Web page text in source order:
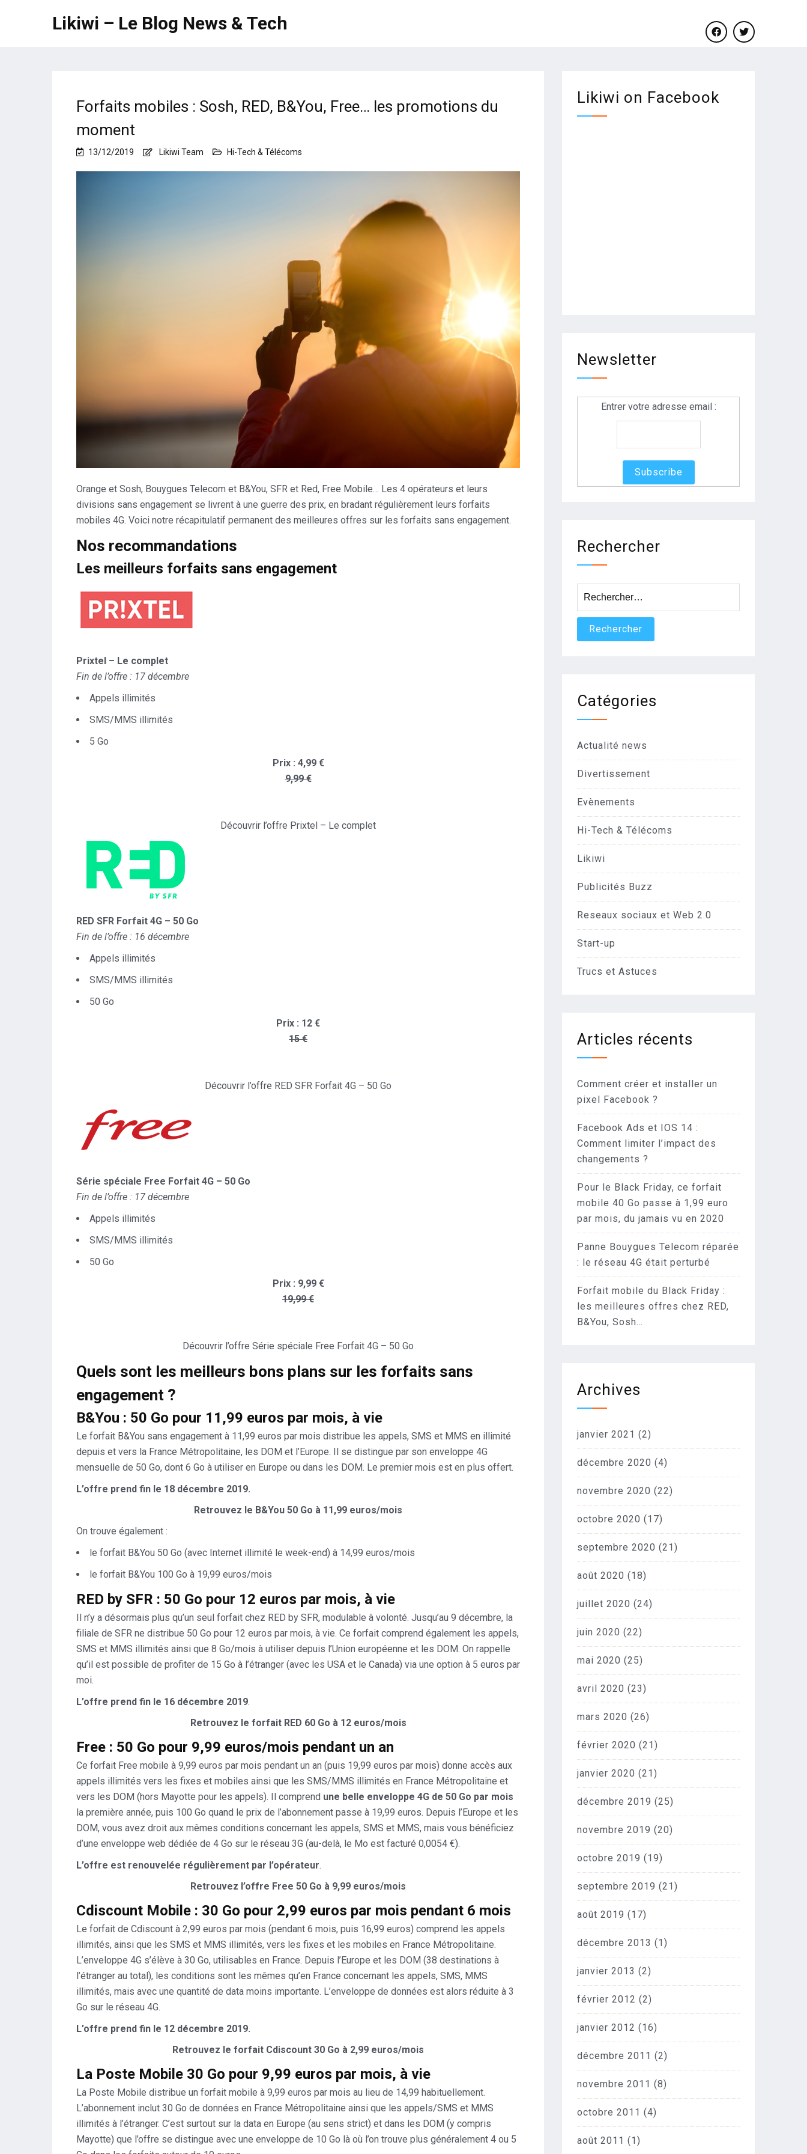
Likiwi – Le Blog News & Tech
facebooktwitter
Forfaits mobiles : Sosh, RED, B&You, Free… les promotions du
moment
13/12/2019 Likiwi Team Hi-Tech & Télécoms
Orange et Sosh, Bouygues Telecom et B&You, SFR et Red, Free Mobile… Les 4 opérateurs et leurs
divisions sans engagement se livrent à une guerre des prix, en bradant régulièrement leurs forfaits
mobiles 4G. Voici notre récapitulatif permanent des meilleures offres sur les forfaits sans engagement.
Nos recommandations
Les meilleurs forfaits sans engagement
Prixtel – Le complet
Fin de l’offre : 17 décembre
Appels illimités
SMS/MMS illimités
5 Go
Prix : 4,99 €
9,99 €
Découvrir l’offre Prixtel – Le complet
RED SFR Forfait 4G – 50 Go
Fin de l’offre : 16 décembre
Appels illimités
SMS/MMS illimités
50 Go
Prix : 12 €
15 €
Découvrir l’offre RED SFR Forfait 4G – 50 Go
Série spéciale Free Forfait 4G – 50 Go
Fin de l’offre : 17 décembre
Appels illimités
SMS/MMS illimités
50 Go
Prix : 9,99 €
19,99 €
Découvrir l’offre Série spéciale Free Forfait 4G – 50 Go
Quels sont les meilleurs bons plans sur les forfaits sans
engagement ?
B&You : 50 Go pour 11,99 euros par mois, à vie
Le forfait B&You sans engagement à 11,99 euros par mois distribue les appels, SMS et MMS en illimité
depuis et vers la France Métropolitaine, les DOM et l’Europe. Il se distingue par son enveloppe 4G
mensuelle de 50 Go, dont 6 Go à utiliser en Europe ou dans les DOM. Le premier mois est en plus offert.
L’offre prend fin le 18 décembre 2019.
Retrouvez le B&You 50 Go à 11,99 euros/mois
On trouve également :
le forfait B&You 50 Go (avec Internet illimité le week-end) à 14,99 euros/mois
le forfait B&You 100 Go à 19,99 euros/mois
RED by SFR : 50 Go pour 12 euros par mois, à vie
Il n’y a désormais plus qu’un seul forfait chez RED by SFR, modulable à volonté. Jusqu’au 9 décembre, la
filiale de SFR ne distribue 50 Go pour 12 euros par mois, à vie. Ce forfait comprend également les appels,
SMS et MMS illimités ainsi que 8 Go/mois à utiliser depuis l’Union européenne et les DOM. On rappelle
qu’il est possible de profiter de 15 Go à l’étranger (avec les USA et le Canada) via une option à 5 euros par
moi.
L’offre prend fin le 16 décembre 2019.
Retrouvez le forfait RED 60 Go à 12 euros/mois
Free : 50 Go pour 9,99 euros/mois pendant un an
Ce forfait Free mobile à 9,99 euros par mois pendant un an (puis 19,99 euros par mois) donne accès aux
appels illimités vers les fixes et mobiles ainsi que les SMS/MMS illimités en France Métropolitaine et
vers les DOM (hors Mayotte pour les appels). Il comprend une belle enveloppe 4G de 50 Go par mois
la première année, puis 100 Go quand le prix de l’abonnement passe à 19,99 euros. Depuis l’Europe et les
DOM, vous avez droit aux mêmes conditions concernant les appels, SMS et MMS, mais vous bénéficiez
d’une enveloppe web dédiée de 4 Go sur le réseau 3G (au-delà, le Mo est facturé 0,0054 €).
L’offre est renouvelée régulièrement par l’opérateur.
Retrouvez l’offre Free 50 Go à 9,99 euros/mois
Cdiscount Mobile : 30 Go pour 2,99 euros par mois pendant 6 mois
Le forfait de Cdiscount à 2,99 euros par mois (pendant 6 mois, puis 16,99 euros) comprend les appels
illimités, ainsi que les SMS et MMS illimités, vers les fixes et les mobiles en France Métropolitaine.
L’enveloppe 4G s’élève à 30 Go, utilisables en France. Depuis l’Europe et les DOM (38 destinations à
l’étranger au total), les conditions sont les mêmes qu’en France concernant les appels, SMS, MMS
illimités, mais avec une quantité de data moins importante. L’enveloppe de données est alors réduite à 3
Go sur le réseau 4G.
L’offre prend fin le 12 décembre 2019.
Retrouvez le forfait Cdiscount 30 Go à 2,99 euros/mois
La Poste Mobile 30 Go pour 9,99 euros par mois, à vie
La Poste Mobile distribue un forfait mobile à 9,99 euros par mois au lieu de 14,99 habituellement.
L’abonnement inclut 30 Go de données en France Métropolitaine ainsi que les appels/SMS et MMS
illimités à l’étranger. C’est surtout sur la data en Europe (au sens strict) et dans les DOM (y compris
Mayotte) que l’offre se distingue avec une enveloppe de 10 Go là où l’on trouve plus généralement 4 ou 5
Likiwi on Facebook
Newsletter
Entrer votre adresse email :
Rechercher
Catégories
Actualité news
Divertissement
Evènements
Hi-Tech & Télécoms
Likiwi
Publicités Buzz
Reseaux sociaux et Web 2.0
Start-up
Trucs et Astuces
Articles récents
Comment créer et installer un
pixel Facebook ?
Facebook Ads et IOS 14 :
Comment limiter l’impact des
changements ?
Pour le Black Friday, ce forfait
mobile 40 Go passe à 1,99 euro
par mois, du jamais vu en 2020
Panne Bouygues Telecom réparée
: le réseau 4G était perturbé
Forfait mobile du Black Friday :
les meilleures offres chez RED,
B&You, Sosh…
Archives
janvier 2021 (2)
décembre 2020 (4)
novembre 2020 (22)
octobre 2020 (17)
septembre 2020 (21)
août 2020 (18)
juillet 2020 (24)
juin 2020 (22)
mai 2020 (25)
avril 2020 (23)
mars 2020 (26)
février 2020 (21)
janvier 2020 (21)
décembre 2019 (25)
novembre 2019 (20)
octobre 2019 (19)
septembre 2019 (21)
août 2019 (17)
décembre 2013 (1)
janvier 2013 (2)
février 2012 (2)
janvier 2012 (16)
décembre 2011 (2)
novembre 2011 (8)
octobre 2011 (4)
août 2011 (1)